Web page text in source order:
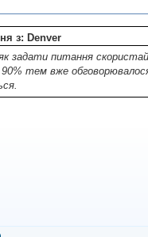
з: Denver
задати питання
тем вже